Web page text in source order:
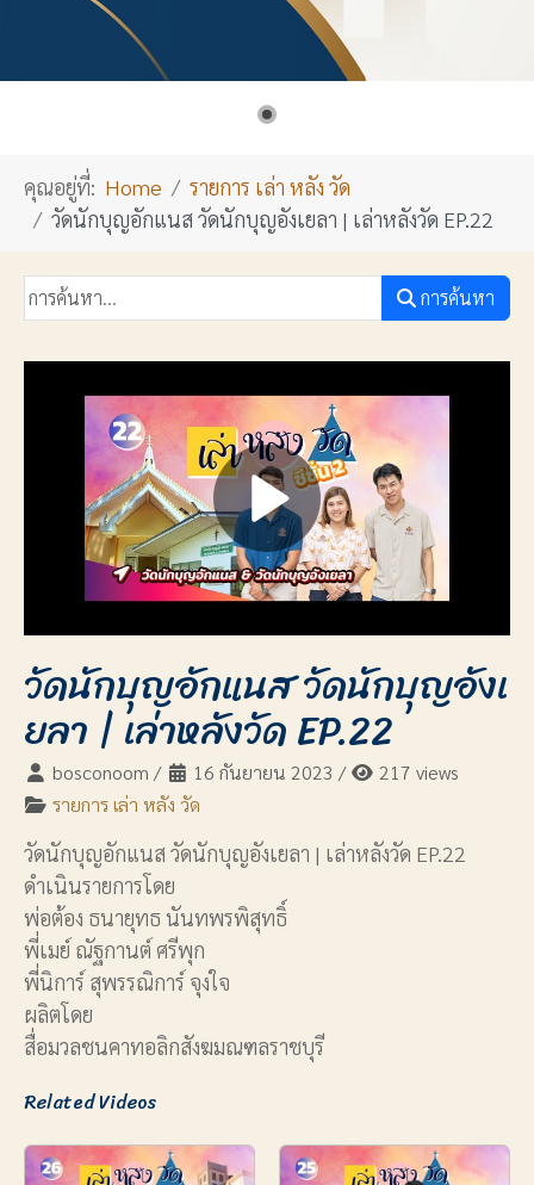
คุณอยู่ที่: Home
รายการ เล่า หลัง วัด
วัดนักบุญอักแนส วัดนักบุญอังเยลา | เล่าหลังวัด EP.22
การค้นหา
วัดนักบุญอักแนส วัดนักบุญอังเ
ยลา | เล่าหลังวัด EP.22
bosconoom / 16 กันยายน 2023 /
217 views
รายการ เล่า หลัง วัด
วัดนักบุญอักแนส วัดนักบุญอังเยลา | เล่าหลังวัด EP.22
ดำเนินรายการโดย
พ่อต้อง ธนายุทธ นันทพรพิสุทธิ์
พี่เมย์ ณัฐกานต์ ศรีพุก
พี่นิการ์ สุพรรณิการ์ จุงใจ
ผลิตโดย
สื่อมวลชนคาทอลิกสังฆมณฑลราชบุรี
Related Videos